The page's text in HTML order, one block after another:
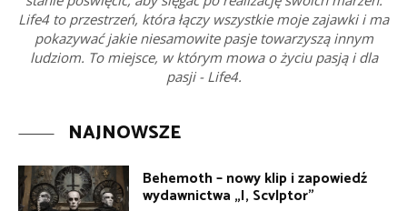
Life4 to przestrzeń, która łączy wszystkie moje zajawki i ma
pokazywać jakie niesamowite pasje towarzyszą innym
ludziom. To miejsce, w którym mowa o życiu pasją i dla
pasji - Life4.
NAJNOWSZE
Behemoth – nowy klip i zapowiedź
wydawnictwa „I, Scvlptor”